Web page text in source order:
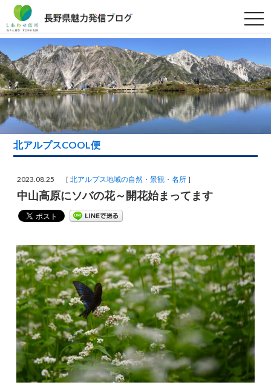
t
o
g
e
n
a
v
i
g
i
北アルプスCOOL便
2023.08.25 ［北アルプス地域の自然・景観・名所 ］
中山高原にソバの花～開花始まってます